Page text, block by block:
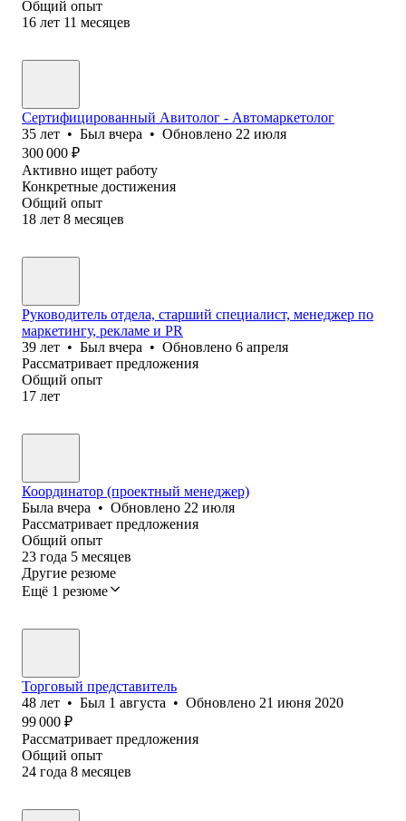
Общий опыт
16 лет 11 месяцев
Сертифицированный Авитолог - Автомаркетолог
35 лет • Был вчера • Обновлено 22 июля
300 000 ₽
Активно ищет работу
Конкретные достижения
Общий опыт
18 лет 8 месяцев
Руководитель отдела, старший специалист, менеджер по
маркетингу, рекламе и PR
39 лет • Был вчера • Обновлено 6 апреля
Рассматривает предложения
Общий опыт
17 лет
Координатор (проектный менеджер)
Была вчера • Обновлено 22 июля
Рассматривает предложения
Общий опыт
23 года 5 месяцев
Другие резюме
Ещё 1 резюме
Торговый представитель
48 лет • Был 1 августа • Обновлено 21 июня 2020
99 000 ₽
Рассматривает предложения
Общий опыт
24 года 8 месяцев